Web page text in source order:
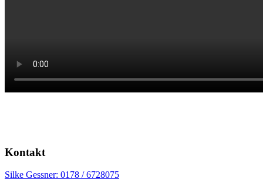
Kontakt
Silke Gessner: 0178 / 6728075